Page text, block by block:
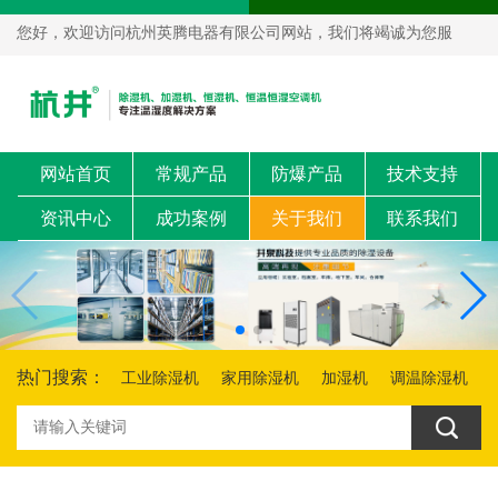
您好，欢迎访问杭州英腾电器有限公司网站，我们将竭诚为您服
务！
网站首页 常规产品 防爆产品 技术支持
资讯中心 成功案例 关于我们 联系我们
热门搜索： 工业除湿机 家用除湿机 加湿机 调温除湿机